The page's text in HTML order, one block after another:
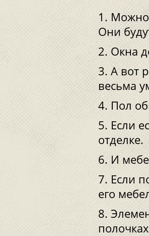
Можно
Они
Окна
А вот
весьма
Пол
Если
отделке.
И
Если
его